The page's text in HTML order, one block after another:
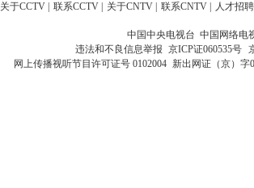
关于CCTV 联系CCTV 关于CNTV 联系CNTV 人才招聘
中国中央电视台 中国网络电
违法和不良信息举报 京ICP证060535号
网上传播视听节目许可证号 0102004 新出网证（京）